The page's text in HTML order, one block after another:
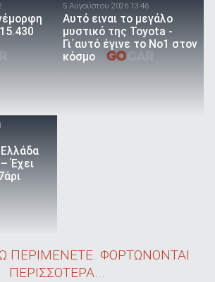
5 Αυγούστου 2026 13:46
Αυτό ειναι τo μεγάλο
μυστικό της Toyota -
Γι΄αυτό έγινε το Νο1 στον
κόσμο
Έχει
ΠΕΡΙΜΕΝΕΤΕ. ΦΟΡΤΩΝΟΝΤΑΙ
ΠΕΡΙΣΣΟΤΕΡΑ...